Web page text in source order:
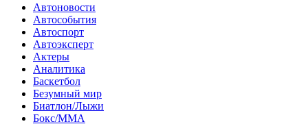
Автоновости
Автособытия
Автоспорт
Автоэксперт
Актеры
Аналитика
Баскетбол
Безумный мир
Биатлон/Лыжи
Бокс/MMA